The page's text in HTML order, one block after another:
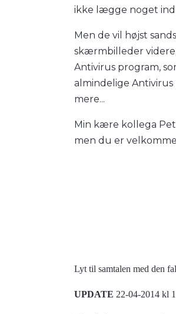
ikke lægge noget ind
Men de vil højst
skærmbilleder
Antivirus program,
almindelige Antivirus
mere...
Min kære kollega
men du er
Lyt til samtalen med den
UPDATE 22-04-2014 kl